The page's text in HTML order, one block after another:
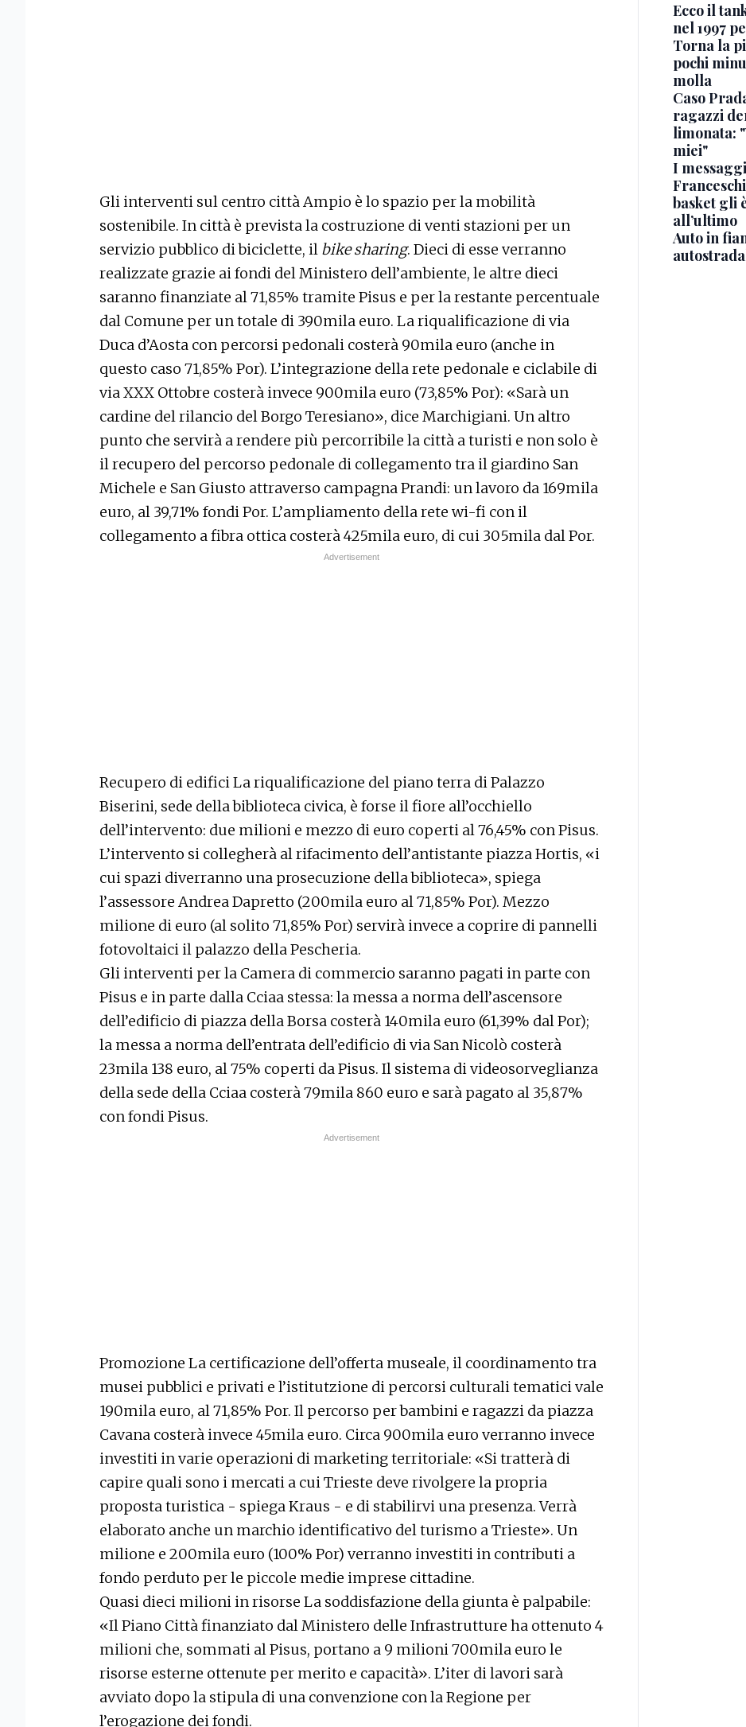
Gli interventi sul centro città Ampio è lo spazio per la mobilità
sostenibile. In città è prevista la costruzione di venti stazioni per un
servizio pubblico di biciclette, il bike sharing. Dieci di esse verranno
realizzate grazie ai fondi del Ministero dell’ambiente, le altre dieci
saranno finanziate al 71,85% tramite Pisus e per la restante percentuale
dal Comune per un totale di 390mila euro. La riqualificazione di via
Duca d’Aosta con percorsi pedonali costerà 90mila euro (anche in
questo caso 71,85% Por). L’integrazione della rete pedonale e ciclabile di
via XXX Ottobre costerà invece 900mila euro (73,85% Por): «Sarà un
cardine del rilancio del Borgo Teresiano», dice Marchigiani. Un altro
punto che servirà a rendere più percorribile la città a turisti e non solo è
il recupero del percorso pedonale di collegamento tra il giardino San
Michele e San Giusto attraverso campagna Prandi: un lavoro da 169mila
euro, al 39,71% fondi Por. L’ampliamento della rete wi-fi con il
collegamento a fibra ottica costerà 425mila euro, di cui 305mila dal Por.
Recupero di edifici La riqualificazione del piano terra di Palazzo
Biserini, sede della biblioteca civica, è forse il fiore all’occhiello
dell’intervento: due milioni e mezzo di euro coperti al 76,45% con Pisus.
L’intervento si collegherà al rifacimento dell’antistante piazza Hortis, «i
cui spazi diverranno una prosecuzione della biblioteca», spiega
l’assessore Andrea Dapretto (200mila euro al 71,85% Por). Mezzo
milione di euro (al solito 71,85% Por) servirà invece a coprire di pannelli
fotovoltaici il palazzo della Pescheria.
Gli interventi per la Camera di commercio saranno pagati in parte con
Pisus e in parte dalla Cciaa stessa: la messa a norma dell’ascensore
dell’edificio di piazza della Borsa costerà 140mila euro (61,39% dal Por);
la messa a norma dell’entrata dell’edificio di via San Nicolò costerà
23mila 138 euro, al 75% coperti da Pisus. Il sistema di videosorveglianza
della sede della Cciaa costerà 79mila 860 euro e sarà pagato al 35,87%
con fondi Pisus.
Promozione La certificazione dell’offerta museale, il coordinamento tra
musei pubblici e privati e l’istitutzione di percorsi culturali tematici vale
190mila euro, al 71,85% Por. Il percorso per bambini e ragazzi da piazza
Cavana costerà invece 45mila euro. Circa 900mila euro verranno invece
investiti in varie operazioni di marketing territoriale: «Si tratterà di
capire quali sono i mercati a cui Trieste deve rivolgere la propria
proposta turistica - spiega Kraus - e di stabilirvi una presenza. Verrà
elaborato anche un marchio identificativo del turismo a Trieste». Un
milione e 200mila euro (100% Por) verranno investiti in contributi a
fondo perduto per le piccole medie imprese cittadine.
Quasi dieci milioni in risorse La soddisfazione della giunta è palpabile:
«Il Piano Città finanziato dal Ministero delle Infrastrutture ha ottenuto 4
milioni che, sommati al Pisus, portano a 9 milioni 700mila euro le
risorse esterne ottenute per merito e capacità». L’iter di lavori sarà
avviato dopo la stipula di una convenzione con la Regione per
l’erogazione dei fondi.
Ecco il
nel 1997
Torna la
pochi
molla
Caso
ragazzi
limonata:
miei"
I
basket gli
all’ultimo
Auto in